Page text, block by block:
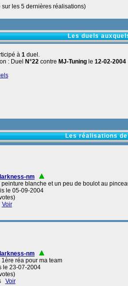
les 5 dernières réalisations)
Les duels
à 1duel.
: Duel
N°22contre MJ-Tuningle 12-02-2004
Les réalisations
nm
blanche et un peu de boulot au
le 05-09-2004
Voir
nm
réa pour ma team
le 23-07-2004
Voir